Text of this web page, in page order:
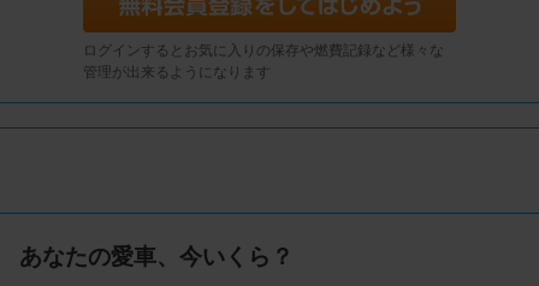
ログインするとお気に入りの保存や燃費記録など様々な
管理が出来るようになります
あなたの愛車、今いくら？